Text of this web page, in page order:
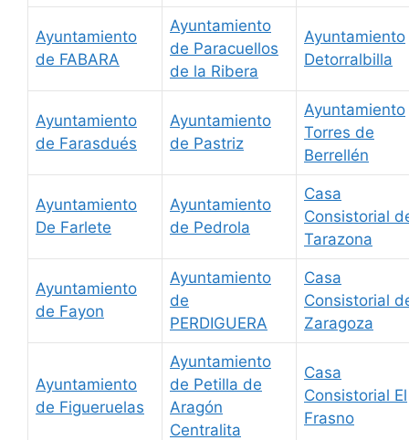
Ayuntamiento
de FABARA
Ayuntamiento
de Paracuellos
de la Ribera
Ayuntamiento
Detorralbilla
Ayuntamiento
de Farasdués
Ayuntamiento
de Pastriz
Ayuntamiento
Torres de
Berrellén
Ayuntamiento
De Farlete
Ayuntamiento
de Pedrola
Casa
Consistorial
Tarazona
Ayuntamiento
de Fayon
Ayuntamiento
de
PERDIGUERA
Casa
Consistorial
Zaragoza
Ayuntamiento
de Figueruelas
Ayuntamiento
de Petilla de
Aragón
Centralita
Casa
Consistorial El
Frasno